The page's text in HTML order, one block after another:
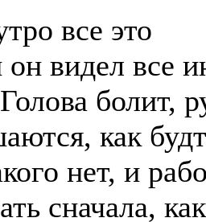
все это
он видел все
болит,
как
нет, и
сначала, как